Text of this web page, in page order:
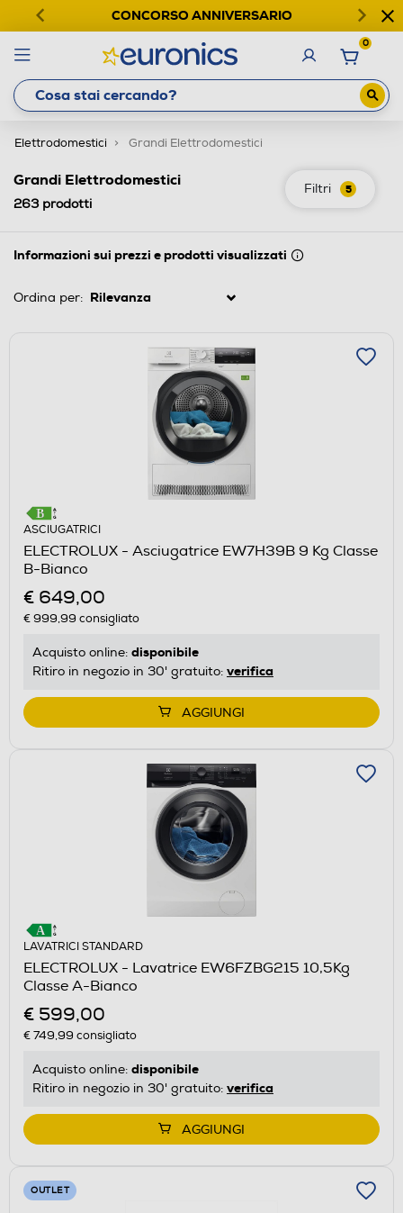
CONCORSO ANNIVERSARIO
0
Elettrodomestici Grandi Elettrodomestici
Filtri 5
Grandi Elettrodomestici
263prodotti
Informazioni sui prezzi e prodotti visualizzati
Ordina per:
ASCIUGATRICI
ELECTROLUX - Asciugatrice EW7H39B 9 Kg Classe
B-Bianco
€ 649,00
€ 999,99 consigliato
Acquisto online: disponibile
Ritiro in negozio in 30' gratuito: verifica
AGGIUNGI
LAVATRICI STANDARD
ELECTROLUX - Lavatrice EW6FZBG215 10,5Kg
Classe A-Bianco
€ 599,00
€ 749,99 consigliato
Acquisto online: disponibile
Ritiro in negozio in 30' gratuito: verifica
AGGIUNGI
OUTLET